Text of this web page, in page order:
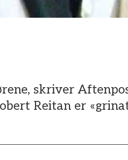
skriver
Reitan er